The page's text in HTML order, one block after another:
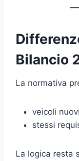
Bilancio
La normativa
veicoli nuovi
stessi
La logica resta